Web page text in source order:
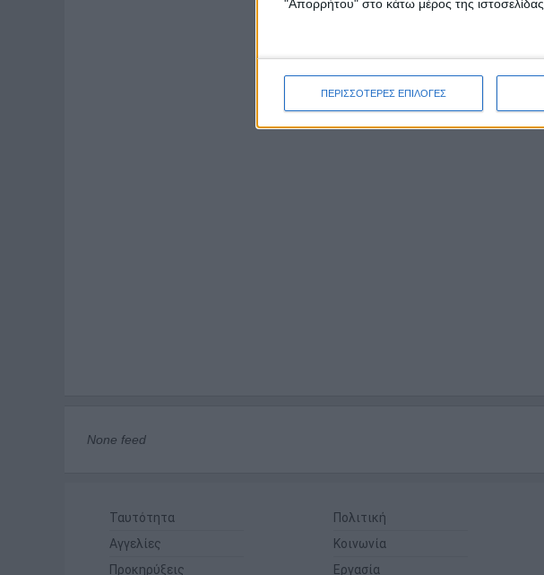
"Απορρήτου" στο κάτω μέρος της ιστοσελίδας.
ΠΕΡΙΣΣΟΤΕΡΕΣ ΕΠΙΛΟΓΕΣ
None feed
Ταυτότητα
Αγγελίες
Προκηρύξεις
Πολιτική
Κοινωνία
Εργασία